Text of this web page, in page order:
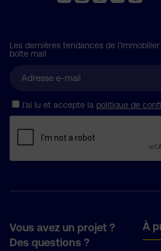
Les dernières tendances de
boîte mail
J’ai lu et accepte la politique de
Vous avez un projet ?
Des questions ?
À